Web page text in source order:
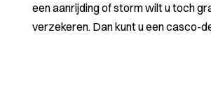
een aanrijding of storm wilt u toch
verzekeren. Dan kunt u een casco-